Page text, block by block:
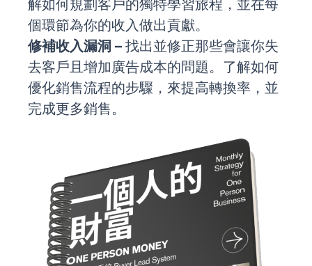
解如何規劃客戶的獨特學習旅程，並在每
個環節為你的收入做出貢獻。
修補收入漏洞 – 找出並修正那些會讓你失
去客戶且增加廣告成本的問題。了解如何
優化銷售流程的步驟，來提高轉換率，並
完成更多銷售。